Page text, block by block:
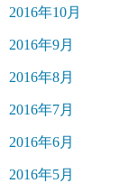
2016年10月
2016年9月
2016年8月
2016年7月
2016年6月
2016年5月